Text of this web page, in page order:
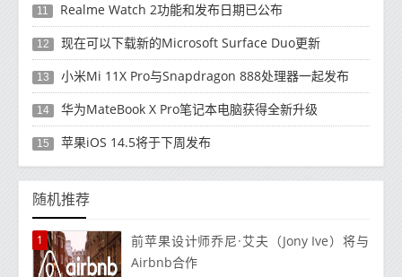
11 Realme Watch 2功能和发布日期已公布
12 现在可以下载新的Microsoft Surface Duo更新
13 小米Mi 11X Pro与Snapdragon 888处理器一起发布
14 华为MateBook X Pro笔记本电脑获得全新升级
15 苹果iOS 14.5将于下周发布
随机推荐
1
前苹果设计师乔尼·艾夫（Jony Ive）将与
Airbnb合作